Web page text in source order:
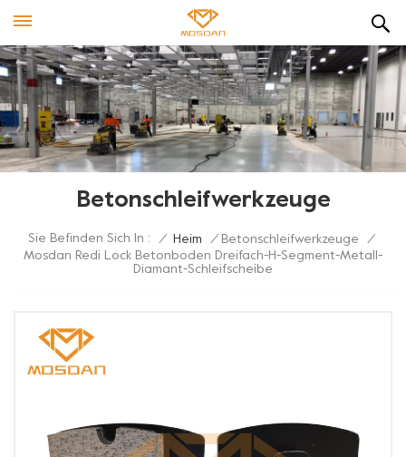
Betonschleifwerkzeuge
Sie Befinden Sich In : / Heim / Betonschleifwerkzeuge
/
Mosdan Redi Lock Betonboden Dreifach-H-Segment-Metall-
Diamant-Schleifscheibe